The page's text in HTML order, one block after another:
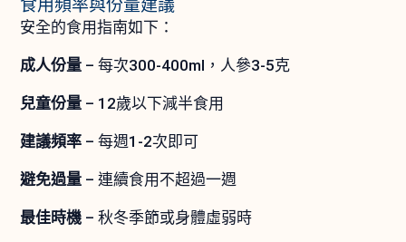
食用頻率與份量建議
安全的食用指南如下：
成人份量 – 每次300-400ml，人參3-5克
兒童份量 – 12歲以下減半食用
建議頻率 – 每週1-2次即可
避免過量 – 連續食用不超過一週
最佳時機 – 秋冬季節或身體虛弱時